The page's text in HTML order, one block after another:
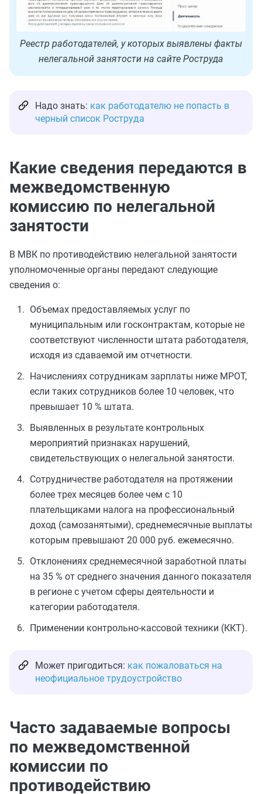
Реестр работодателей, у которых выявлены факты
нелегальной занятости на сайте Роструда
Надо знать: как работодателю не попасть в
черный список Роструда
Какие сведения передаются в
межведомственную
комиссию по нелегальной
занятости
В МВК по противодействию нелегальной занятости
уполномоченные органы передают следующие
сведения о:
Объемах предоставляемых услуг по
муниципальным или госконтрактам, которые не
соответствуют численности штата работодателя,
исходя из сдаваемой им отчетности.
Начислениях сотрудникам зарплаты ниже МРОТ,
если таких сотрудников более 10 человек, что
превышает 10 % штата.
Выявленных в результате контрольных
мероприятий признаках нарушений,
свидетельствующих о нелегальной занятости.
Сотрудничестве работодателя на протяжении
более трех месяцев более чем с 10
плательщиками налога на профессиональный
доход (самозанятыми), среднемесячные выплаты
которым превышают 20 000 руб. ежемесячно.
Отклонениях среднемесячной заработной платы
на 35 % от среднего значения данного показателя
в регионе с учетом сферы деятельности и
категории работодателя.
Применении контрольно-кассовой техники (ККТ).
Может пригодиться: как пожаловаться на
неофициальное трудоустройство
Часто задаваемые вопросы
по межведомственной
комиссии по
противодействию